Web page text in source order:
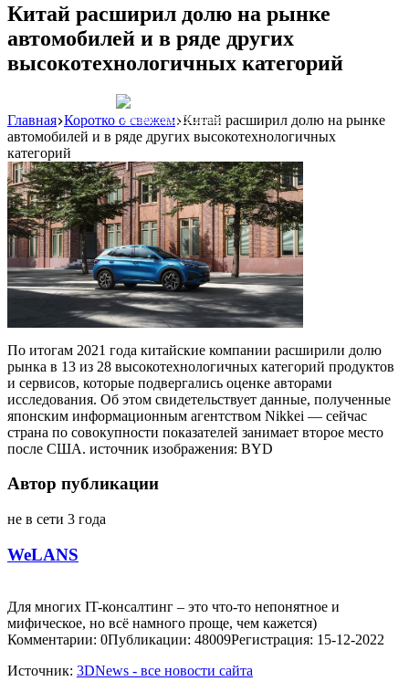
Китай расширил долю на рынке
автомобилей и в ряде других
высокотехнологичных категорий
Реклама: WeLANS облако
Главная Коротко о свежем Китай расширил долю на рынке
автомобилей и в ряде других высокотехнологичных
категорий
По итогам 2021 года китайские компании расширили долю
рынка в 13 из 28 высокотехнологичных категорий продуктов
и сервисов, которые подвергались оценке авторами
исследования. Об этом свидетельствует данные, полученные
японским информационным агентством Nikkei — сейчас
страна по совокупности показателей занимает второе место
после США. источник изображения: BYD
Автор публикации
не в сети 3 года
WeLANS
Для многих IT-консалтинг – это что-то непонятное и
мифическое, но всё намного проще, чем кажется)
Комментарии: 0Публикации: 48009Регистрация: 15-12-2022
Источник: 3DNews - все новости сайта